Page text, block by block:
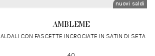
nuovi arrivi
saldi
AMBLEME
SALDALI CON FASCETTE INCROCIATE IN SATIN DI SETA